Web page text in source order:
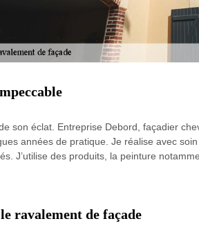
son éclat. Entreprise Debord, façadier
années de pratique. Je réalise avec
J’utilise des produits, la peinture
ravalement de façade